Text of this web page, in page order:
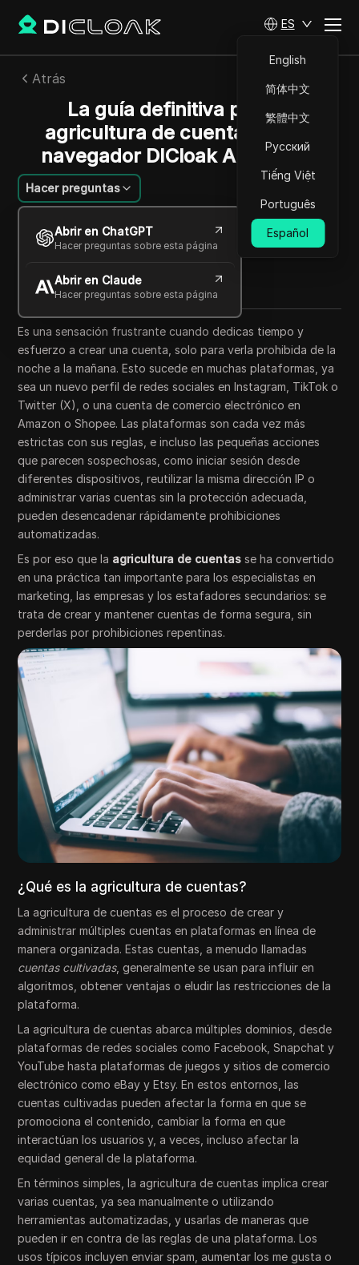
ES
English
简体中文
繁體中文
Русский
Tiếng Việt
Português
Español
Atrás
La guía definitiva para la
agricultura de cuentas con el
navegador DICloak Antidetect
Hacer preguntas
Abrir en ChatGPT
Hacer preguntas sobre esta página
Abrir en Claude
Hacer preguntas sobre esta página
Felipe Moreira
29 ago 2025 4
minuto de lectura
Copy Link
Es una sensación frustrante cuando dedicas tiempo y
esfuerzo a crear una cuenta, solo para verla prohibida de la
noche a la mañana. Esto sucede en muchas plataformas, ya
sea un nuevo perfil de redes sociales en Instagram, TikTok o
Twitter (X), o una cuenta de comercio electrónico en
Amazon o Shopee. Las plataformas son cada vez más
estrictas con sus reglas, e incluso las pequeñas acciones
que parecen sospechosas, como iniciar sesión desde
diferentes dispositivos, reutilizar la misma dirección IP o
administrar varias cuentas sin la protección adecuada,
pueden desencadenar rápidamente prohibiciones
automatizadas.
Es por eso que la agricultura de cuentas se ha convertido
en una práctica tan importante para los especialistas en
marketing, las empresas y los estafadores secundarios: se
trata de crear y mantener cuentas de forma segura, sin
perderlas por prohibiciones repentinas.
¿Qué es la agricultura de cuentas?
La agricultura de cuentas es el proceso de crear y
administrar múltiples cuentas en plataformas en línea de
manera organizada. Estas cuentas, a menudo llamadas
cuentas cultivadas, generalmente se usan para influir en
algoritmos, obtener ventajas o eludir las restricciones de la
plataforma.
La agricultura de cuentas abarca múltiples dominios, desde
plataformas de redes sociales como Facebook, Snapchat y
YouTube hasta plataformas de juegos y sitios de comercio
electrónico como eBay y Etsy. En estos entornos, las
cuentas cultivadas pueden afectar la forma en que se
promociona el contenido, cambiar la forma en que
interactúan los usuarios y, a veces, incluso afectar la
equidad general de la plataforma.
En términos simples, la agricultura de cuentas implica crear
varias cuentas, ya sea manualmente o utilizando
herramientas automatizadas, y usarlas de maneras que
pueden ir en contra de las reglas de una plataforma. Los
usos típicos incluyen enviar spam, aumentar los me gusta o